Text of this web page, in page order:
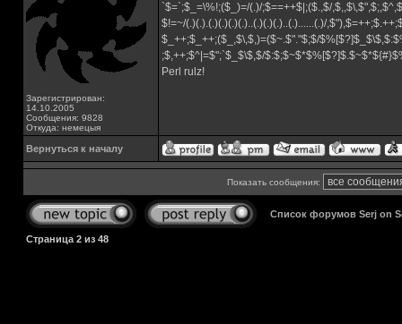
Зарегистрирован:
14.10.2005
Сообщения: 9828
Откуда: немецыя
`$=`;$_=\%!;($_)=/(.)/;$==++$|;($.,$/
$!=~/(.)(.).(.)(.)(.)(.)..(.)(.)(.)..(.)......(.)/
$_++;$_++;($_,$\,$,)=($~.$"."$;$/
;$,++;$^|=$";`$_$\$,$/
Perl rulz!
Вернуться к началу
Показать сообщения:
Список форумов Serj on
Страница 2 из 48